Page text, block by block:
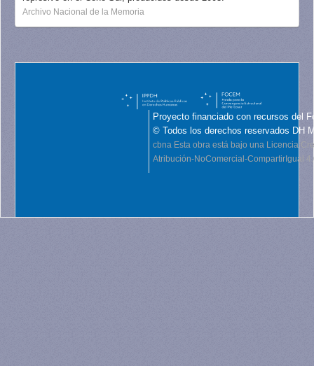
Archivo Nacional de la Memoria
Proyecto financiado con recursos del
© Todos los derechos reservados DH
cbna Esta obra está bajo una Licencia
Atribución-NoComercial-CompartirIgual